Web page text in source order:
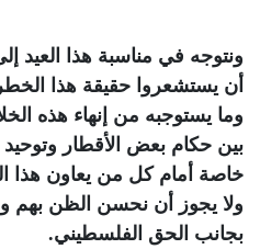
ونتوجه في مناسبة هذا العيد
أن يستشعروا حقيقة هذا
وما يستوجبه من إنهاء هذه
بين حكام بعض الأقطار
خاصة أمام كل من يعاون هذا
ولا يجوز أن نحسن الظن بهم
بجانب الحق الفلسطيني.